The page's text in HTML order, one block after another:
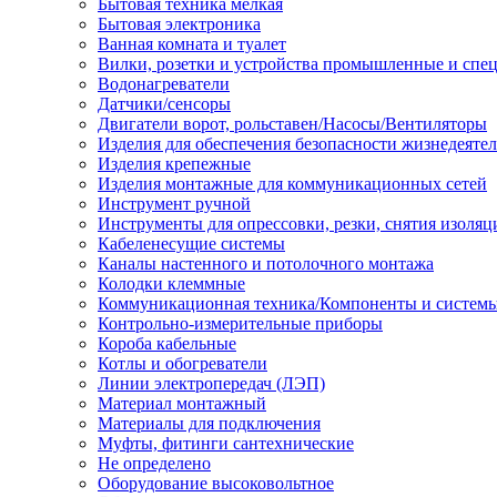
Бытовая техника мелкая
Бытовая электроника
Ванная комната и туалет
Вилки, розетки и устройства промышленные и
Водонагреватели
Датчики/сенсоры
Двигатели ворот, рольставен/Насосы/Вентиляторы
Изделия для обеспечения безопасности
Изделия крепежные
Изделия монтажные для коммуникационных сетей
Инструмент ручной
Инструменты для опрессовки, резки, снятия
Кабеленесущие системы
Каналы настенного и потолочного монтажа
Колодки клеммные
Коммуникационная техника/Компоненты и
Контрольно-измерительные приборы
Короба кабельные
Котлы и обогреватели
Линии электропередач (ЛЭП)
Материал монтажный
Материалы для подключения
Муфты, фитинги сантехнические
Не определено
Оборудование высоковольтное